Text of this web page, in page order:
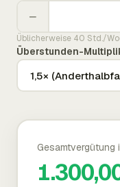
−
Üblicherweise 40 Std./
Überstunden-
Gesamtvergütung